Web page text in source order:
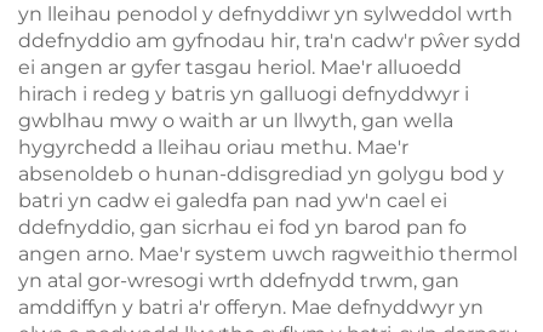
yn lleihau penodol y defnyddiwr yn sylweddol wrth
ddefnyddio am gyfnodau hir, tra'n cadw'r pŵer sydd
ei angen ar gyfer tasgau heriol. Mae'r alluoedd
hirach i redeg y batris yn galluogi defnyddwyr i
gwblhau mwy o waith ar un llwyth, gan wella
hygyrchedd a lleihau oriau methu. Mae'r
absenoldeb o hunan-ddisgrediad yn golygu bod y
batri yn cadw ei galedfa pan nad yw'n cael ei
ddefnyddio, gan sicrhau ei fod yn barod pan fo
angen arno. Mae'r system uwch ragweithio thermol
yn atal gor-wresogi wrth ddefnydd trwm, gan
amddiffyn y batri a'r offeryn. Mae defnyddwyr yn